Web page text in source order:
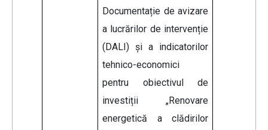
Documentație de avizare
a lucrărilor de intervenție
(DALI) și a indicatorilor
tehnico-economici
pentru obiectivul de
investiții „Renovare
energetică a clădirilor